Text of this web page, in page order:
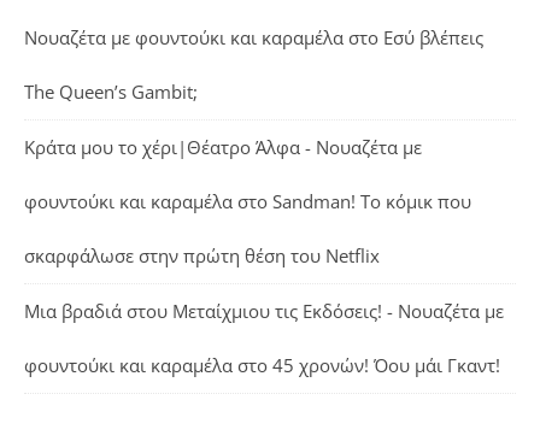
Νουαζέτα με φουντούκι και καραμέλα στο Εσύ βλέπεις
The Queen’s Gambit;
Κράτα μου το χέρι|Θέατρο Άλφα - Νουαζέτα με
φουντούκι και καραμέλα στο Sandman! Το κόμικ που
σκαρφάλωσε στην πρώτη θέση του Netflix
Μια βραδιά στου Μεταίχμιου τις Εκδόσεις! - Νουαζέτα με
φουντούκι και καραμέλα στο 45 χρονών! Όου μάι Γκαντ!